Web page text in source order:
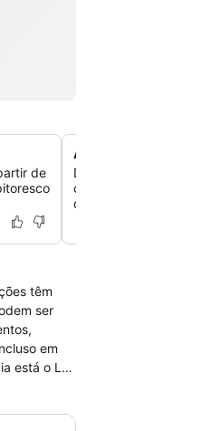
de
Área de grama
Descubra uma área
cornhole e cadeiras
divertir.
têm
está o La